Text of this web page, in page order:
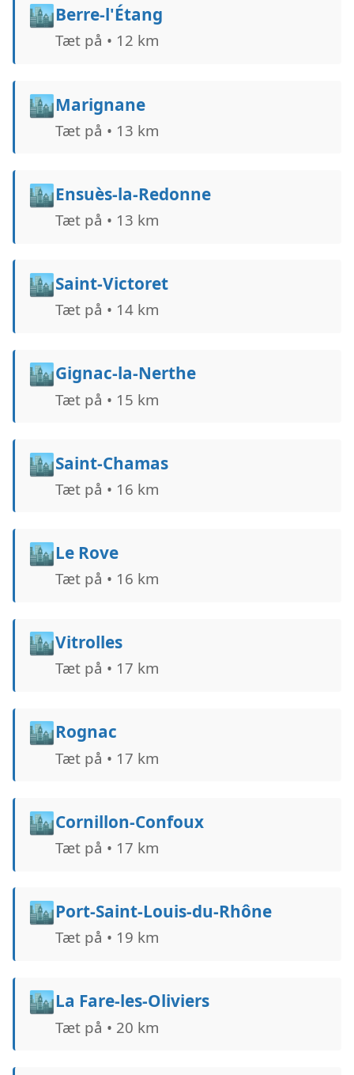
🏙️Berre-l'Étang
Tæt på • 12 km
🏙️Marignane
Tæt på • 13 km
🏙️Ensuès-la-Redonne
Tæt på • 13 km
🏙️Saint-Victoret
Tæt på • 14 km
🏙️Gignac-la-Nerthe
Tæt på • 15 km
🏙️Saint-Chamas
Tæt på • 16 km
🏙️Le Rove
Tæt på • 16 km
🏙️Vitrolles
Tæt på • 17 km
🏙️Rognac
Tæt på • 17 km
🏙️Cornillon-Confoux
Tæt på • 17 km
🏙️Port-Saint-Louis-du-Rhône
Tæt på • 19 km
🏙️La Fare-les-Oliviers
Tæt på • 20 km